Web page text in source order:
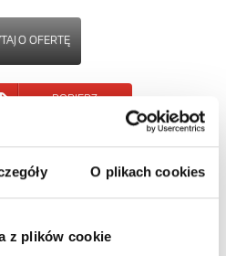
O plikach cookies
z plików cookie
O OFERTĘ
POBIERZ
POWRÓT